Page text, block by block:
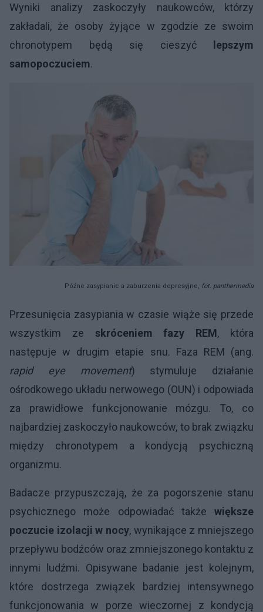
Wyniki analizy zaskoczyły naukowców, którzy
zakładali, że osoby żyjące w zgodzie ze swoim
chronotypem będą się cieszyć lepszym
samopoczuciem.
Późne zasypianie a zaburzenia depresyjne, fot. panthermedia
Przesunięcia zasypiania w czasie wiąże się przede
wszystkim ze skróceniem fazy REM, która
następuje w drugim etapie snu. Faza REM (ang.
rapid eye movement) stymuluje działanie
ośrodkowego układu nerwowego (OUN) i odpowiada
za prawidłowe funkcjonowanie mózgu. To, co
najbardziej zaskoczyło naukowców, to brak związku
między chronotypem a kondycją psychiczną
organizmu.
Badacze przypuszczają, że za pogorszenie stanu
psychicznego może odpowiadać także większe
poczucie izolacji w nocy, wynikające z mniejszego
przepływu bodźców oraz zmniejszonego kontaktu z
innymi ludźmi. Opisywane badanie jest kolejnym,
które dostrzega związek bardziej intensywnego
funkcjonowania w porze wieczornej z kondycją